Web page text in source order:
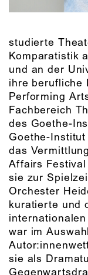
studierte
Komparatistik
und an der
ihre berufliche
Performing
Fachbereich
des Goethe-
Goethe-
das
Affairs
sie zur
Orchester
kuratierte und
war im
sie als